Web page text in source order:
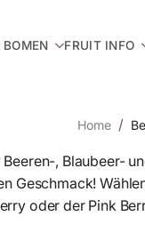
BOMEN FRUIT INFO
Home
, Blaubeer-
Geschmack!
oder der Pink